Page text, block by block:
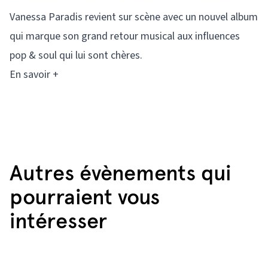
Vanessa Paradis revient sur scène avec un nouvel album
qui marque son grand retour musical aux influences
pop & soul qui lui sont chères.
En savoir +
Autres évènements qui
pourraient vous
intéresser